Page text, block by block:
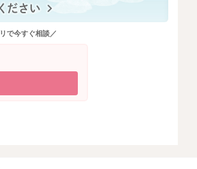
で今すぐ相談／